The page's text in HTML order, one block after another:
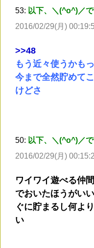
53: 以下、＼(^o^)／
2016/02/29(月)
>>48
もう近々使うかも
今まで全然貯めて
けどさ
50: 以下、＼(^o^)／
2016/02/29(月)
ワイワイ遊べる仲
でおいたほうがい
ぐに貯まるし何よ
い